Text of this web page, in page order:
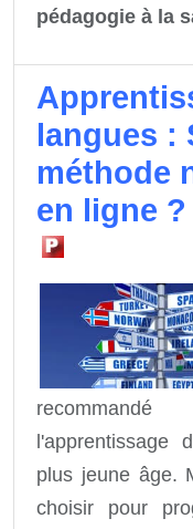
pédagogie à la
langues :
méthode
en ligne ?
l'apprentissage
plus jeune âge.
choisir pour